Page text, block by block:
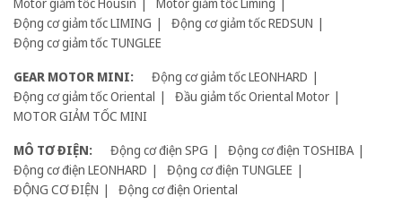
Động cơ giảm tốc LIMING
Động cơ giảm tốc REDSUN
Động cơ giảm tốc TUNGLEE
GEAR MOTOR MINI:
Động cơ giảm tốc LEONHARD
Động cơ giảm tốc Oriental
Đầu giảm tốc Oriental Motor
MOTOR GIẢM TỐC MINI
MÔ TƠ ĐIỆN:
Động cơ điện SPG
Động cơ điện TOSHIBA
Động cơ điện LEONHARD
Động cơ điện TUNGLEE
ĐỘNG CƠ ĐIỆN
Động cơ điện Oriental